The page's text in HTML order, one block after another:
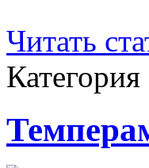
Читать
Категория